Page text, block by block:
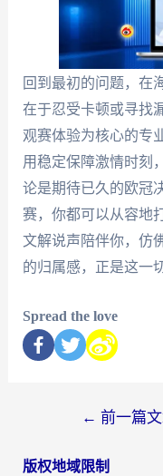
回到最初的问题，在
在于忍受卡顿或寻找
观赛体验为核心的专
用稳定保障激情时刻
论是期待已久的欧冠
赛，你都可以从容地
文解说声陪伴你，仿
的归属感，正是这一
Spread the love
← 前一篇
版权地域限制